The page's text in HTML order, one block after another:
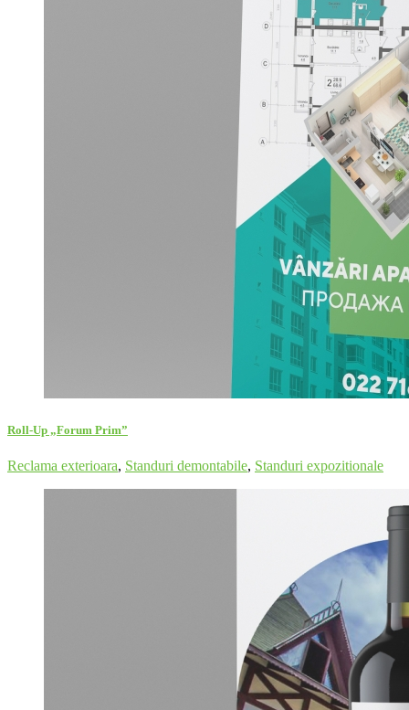
Roll-Up „Forum Prim”
Reclama exterioara, Standuri demontabile, Standuri expozitionale